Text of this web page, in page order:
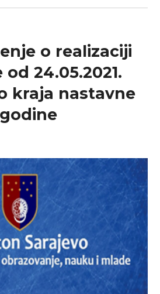
o realizaciji
24.05.2021.
kraja nastavne
godine